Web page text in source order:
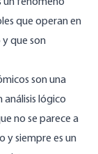
que operan en
que son
son una
lógico
no se parece a
y siempre es un